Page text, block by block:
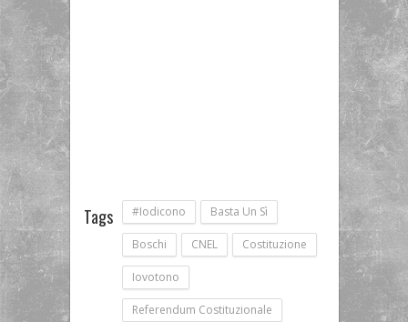
Tags #iodicono Basta Un Sì
Boschi CNEL Costituzione
Iovotono
Referendum Costituzionale